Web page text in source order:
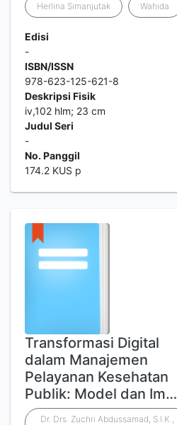
Herlina Simanjutak Wahida
Edisi
-
ISBN/ISSN
978-623-125-621-8
Deskripsi Fisik
iv,102 hlm; 23 cm
Judul Seri
-
No. Panggil
174.2 KUS p
Transformasi Digital
dalam Manajemen
Pelayanan Kesehatan
Publik: Model dan Im…
Dr. Drs. Zuchri Abdussamad, S.I.K.,